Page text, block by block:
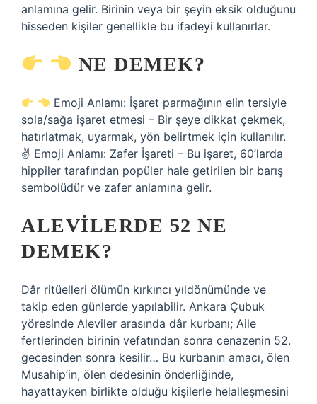
anlamına gelir. Birinin veya bir şeyin eksik olduğunu
hisseden kişiler genellikle bu ifadeyi kullanırlar.
NE DEMEK?
Emoji Anlamı: İşaret parmağının elin tersiyle
sola/sağa işaret etmesi – Bir şeye dikkat çekmek,
hatırlatmak, uyarmak, yön belirtmek için kullanılır.
✌ Emoji Anlamı: Zafer İşareti – Bu işaret, 60’larda
hippiler tarafından popüler hale getirilen bir barış
sembolüdür ve zafer anlamına gelir.
ALEVILERDE 52 NE
DEMEK?
Dâr ritüelleri ölümün kırkıncı yıldönümünde ve
takip eden günlerde yapılabilir. Ankara Çubuk
yöresinde Aleviler arasında dâr kurbanı; Aile
fertlerinden birinin vefatından sonra cenazenin 52.
gecesinden sonra kesilir… Bu kurbanın amacı, ölen
Musahip’in, ölen dedesinin önderliğinde,
hayattayken birlikte olduğu kişilerle helalleşmesini